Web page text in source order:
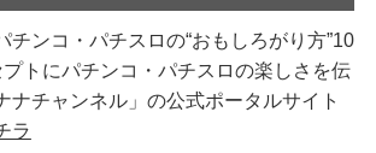
チンコ・パチスロの“おもしろがり方”10
トにパチンコ・パチスロの楽しさを伝
ナチャンネル」の公式ポータルサイト
ラ